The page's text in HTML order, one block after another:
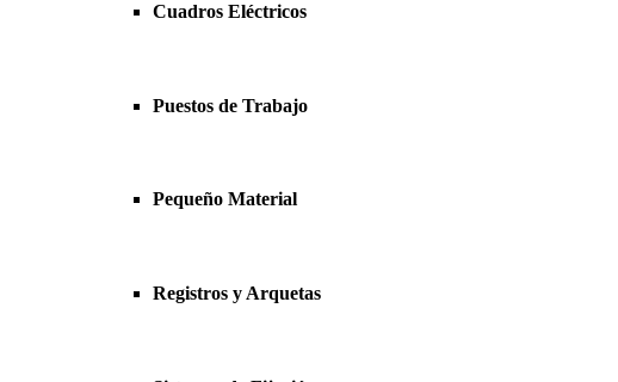
Cuadros Eléctricos
Puestos de Trabajo
Pequeño Material
Registros y Arquetas